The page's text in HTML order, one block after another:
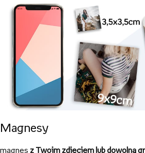
Inni oglądali również